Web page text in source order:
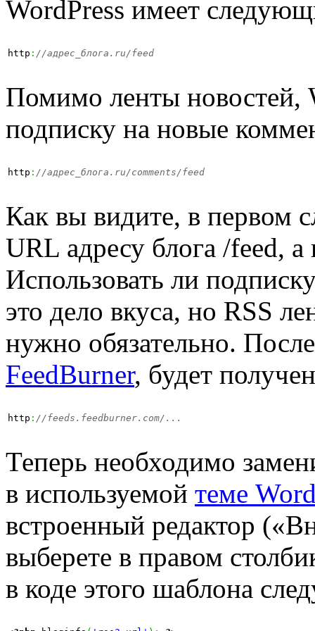
WordPress имеет
http : //адрес_блога.ru/feed
Помимо ленты новостей,
подписку на новые
http : //адрес_блога.ru/comments/feed
Как вы видите, в первом
URL адресу блога /feed,
Использовать ли
это дело вкуса, но RSS
нужно обязательно.
FeedBurner, будет
http : //feeds.feedburner.com/...
Теперь необходимо
в используемой теме
встроенный редактор
выберете в правом
в коде этого шаблона